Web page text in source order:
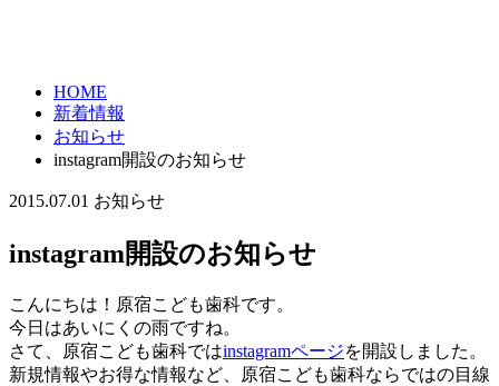
HOME
新着情報
お知らせ
instagram開設のお知らせ
2015.07.01 お知らせ
instagram開設のお知らせ
こんにちは！原宿こども歯科です。
今日はあいにくの雨ですね。
さて、原宿こども歯科ではinstagramページを開設しました。
新規情報やお得な情報など、原宿こども歯科ならではの目線